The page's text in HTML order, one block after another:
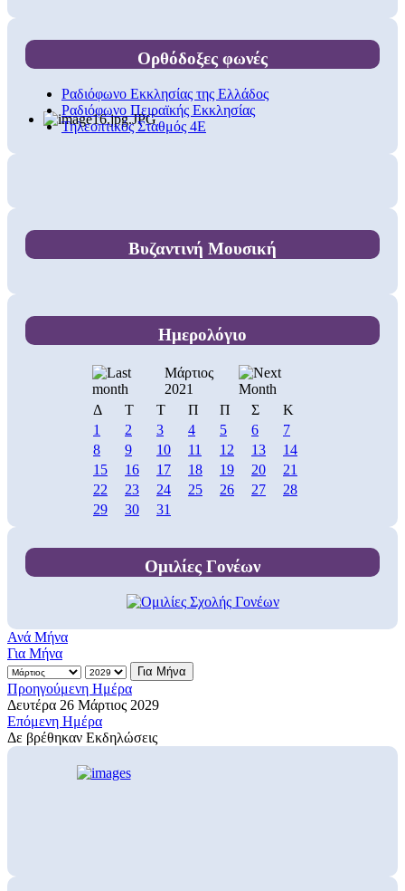
Ορθόδοξες φωνές
Ραδιόφωνο Εκκλησίας της Ελλάδος
Ραδιόφωνο Πειραϊκής Εκκλησίας
Τηλεοπτικός Σταθμός 4Ε
Βυζαντινή Μουσική
Ημερολόγιο
Μάρτιος
2021
Δ
Τ Τ Π Π Σ
Κ
1
2 3 4 5 6
7
8
9 10 11 12 13
14
15
16 17 18 19 20
21
22
23 24 25 26 27
28
29
30 31
Ομιλίες Γονέων
Ανά Μήνα
Για Μήνα
Για Μήνα
Προηγούμενη Ημέρα
Δευτέρα 26 Μάρτιος 2029
Επόμενη Ημέρα
Δε βρέθηκαν Εκδηλώσεις